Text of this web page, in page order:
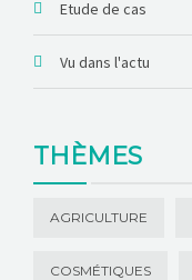
Etude de cas
Vu dans l'actu
THÈMES
AGRICULTURE
COSMÉTIQUES